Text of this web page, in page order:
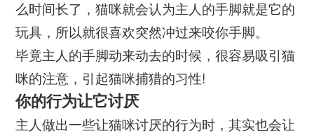
么时间长了，猫咪就会认为主人的手脚就是它的
玩具，所以就很喜欢突然冲过来咬你手脚。
毕竟主人的手脚动来动去的时候，很容易吸引猫
咪的注意，引起猫咪捕猎的习性!
你的行为让它讨厌
主人做出一些让猫咪讨厌的行为时，其实也会让